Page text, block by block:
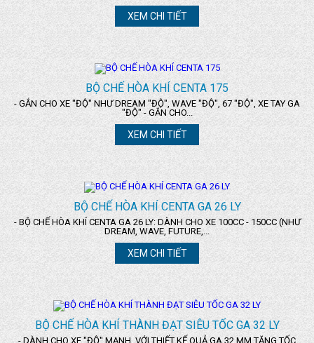
XEM CHI TIẾT
BỘ CHẾ HÒA KHÍ CENTA 175
- GẮN CHO XE "ĐỘ" NHƯ DREAM "ĐỘ", WAVE "ĐỘ", 67 "ĐỘ", XE TAY GA
"ĐỘ" - GẮN CHO...
XEM CHI TIẾT
BỘ CHẾ HÒA KHÍ CENTA GA 26 LY
- BỘ CHẾ HÒA KHÍ CENTA GA 26 LY: DÀNH CHO XE 100CC - 150CC (NHƯ
DREAM, WAVE, FUTURE,...
XEM CHI TIẾT
BỘ CHẾ HÒA KHÍ THÀNH ĐẠT SIÊU TỐC GA 32 LY
- DÀNH CHO XE "ĐỘ" MẠNH, VỚI THIẾT KẾ QUẢ GA 32 MM TĂNG TỐC